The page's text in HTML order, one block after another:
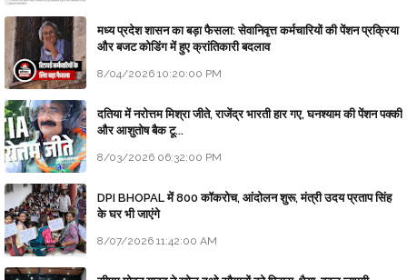
मध्य प्रदेश शासन का बड़ा फैसला: सेवानिवृत्त कर्मचारियों की पेंशन प्रक्रिया
और बजट कोडिंग में हुए क्रांतिकारी बदलाव
8/04/2026 10:20:00 PM
दतिया में नरोत्तम मिश्रा जीते, राजेंद्र भारती हार गए, घनश्याम की पेंशन पक्की
और आशुतोष बैक टू...
8/03/2026 06:32:00 PM
DPI BHOPAL में 800 कॉकरोच, आंदोलन शुरू, मंत्री उदय प्रताप सिंह
के घर भी जाएंगे
8/07/2026 11:42:00 AM